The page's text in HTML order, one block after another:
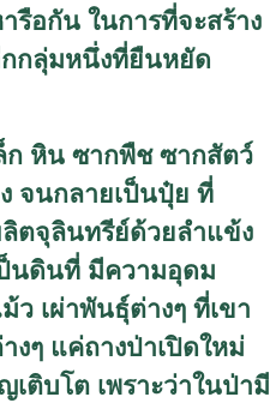
รือกัน ในการที่จะสร้าง
กกลุ่มหนึ่งที่ยืนหยัด
ก หิน ซากพืช ซากสัตว์
จนกลายเป็นปุ๋ย ที่
ลิตจุลินทรีย์ด้วยลำแข้ง
นดินที่ มีความอุดม
เผ่าพันธุ์ต่างๆ ที่เขา
ๆ แค่ถางป่าเปิดใหม่
ติบโต เพราะว่าในป่ามี